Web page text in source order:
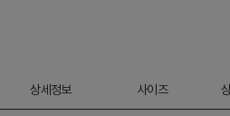
상세정보 사이즈